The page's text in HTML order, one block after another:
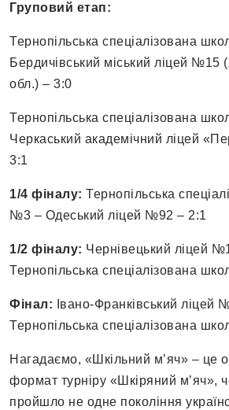
Груповий етап:
Тернопільська спеціалізована
Бердичівський міський ліцей №15
обл.) – 3:0
Тернопільська спеціалізована
Черкаський академічний ліцей
3:1
1/4 фіналу: Тернопільська
№3 – Одеський ліцей №92 – 2:1
1/2 фіналу: Чернівецький ліцей
Тернопільська спеціалізована
Фінал:
Івано-Франківський ліцей
Тернопільська спеціалізована
Нагадаємо, «Шкільний м’яч» – це
формат турніру «Шкіряний м’яч»,
пройшло не одне покоління